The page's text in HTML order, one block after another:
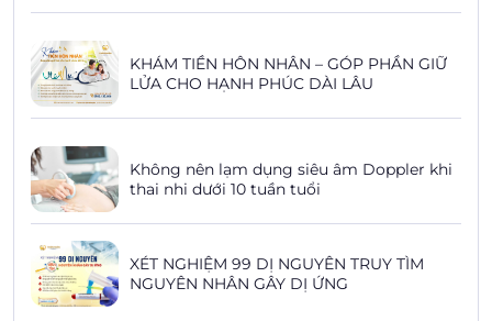
KHÁM TIỀN HÔN NHÂN – GÓP PHẦN GIỮ
LỬA CHO HẠNH PHÚC DÀI LÂU
Không nên lạm dụng siêu âm Doppler khi
thai nhi dưới 10 tuần tuổi
XÉT NGHIỆM 99 DỊ NGUYÊN TRUY TÌM
NGUYÊN NHÂN GÂY DỊ ỨNG